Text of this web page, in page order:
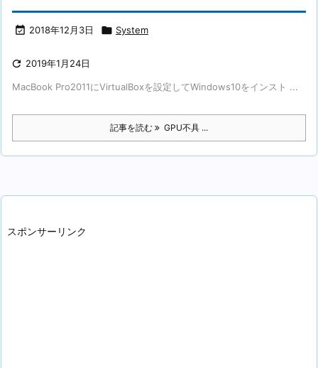
 2018年12月3日  System
 2019年1月24日
MacBook Pro2011にVirtualBoxを設定してWindows10をインスト ...
記事を読む GPU不具 ...
スポンサーリンク